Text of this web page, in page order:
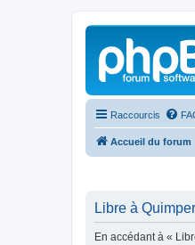
Raccourcis
Accueil du forum
Libre à
En accédant à «